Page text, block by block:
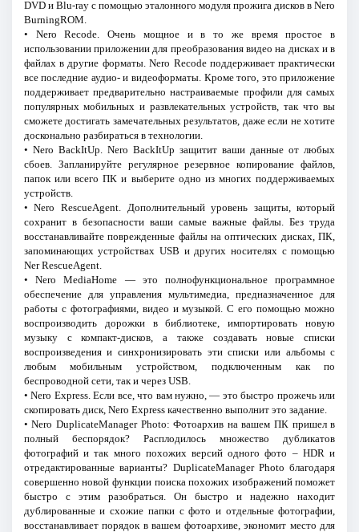
DVD и Blu-ray с помощью эталонного модуля прожига дисков в Nero
BurningROM.
• Nero Recode. Очень мощное и в то же время простое в
использовании приложении для преобразования видео на дисках и в
файлах в другие форматы. Nero Recode поддерживает практически
все последние аудио- и видеоформаты. Кроме того, это приложение
поддерживает предварительно настраиваемые профили для самых
популярных мобильных и развлекательных устройств, так что вы
сможете достигать замечательных результатов, даже если не хотите
досконально разбираться в технологии.
• Nero BackItUp. Nero BackItUp защитит ваши данные от любых
сбоев. Запланируйте регулярное резервное копирование файлов,
папок или всего ПК и выберите одно из многих поддерживаемых
устройств.
• Nero RescueAgent. Дополнительный уровень защиты, который
сохранит в безопасности ваши самые важные файлы. Без труда
восстанавливайте поврежденные файлы на оптических дисках, ПК,
запоминающих устройствах USB и других носителях с помощью
Ner RescueAgent.
• Nero MediaHome — это полнофункциональное программное
обеспечение для управления мультимедиа, предназначенное для
работы с фотографиями, видео и музыкой. С его помощью можно
воспроизводить дорожки в библиотеке, импортировать новую
музыку с компакт-дисков, а также создавать новые списки
воспроизведения и синхронизировать эти списки или альбомы с
любым мобильным устройством, подключенным как по
беспроводной сети, так и через USB.
• Nero Express. Если все, что вам нужно, — это быстро прожечь или
скопировать диск, Nero Express качественно выполнит это задание.
• Nero DuplicateManager Photo: Фотоархив на вашем ПК пришел в
полный беспорядок? Расплодилось множество дубликатов
фотографий и так много похожих версий одного фото – HDR и
отредактированные варианты? DuplicateManager Photo благодаря
совершенно новой функции поиска похожих изображений поможет
быстро с этим разобраться. Он быстро и надежно находит
дублированные и схожие папки с фото и отдельные фотографии,
восстанавливает порядок в вашем фотоархиве, экономит место для